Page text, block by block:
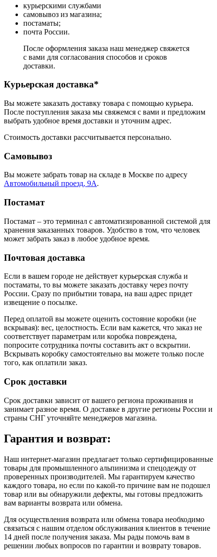
курьерскими службами
самовывоз из магазина;
постаматы;
почта России.
После оформления заказа наш менеджер свяжется
с вами для согласования способов и сроков
доставки.
Курьерская доставка*
Вы можете заказать доставку товара с помощью курьера.
После поступления заказа мы свяжемся с вами и предложим
выбрать удобное время доставки и уточним адрес.
Стоимость доставки рассчитывается персонально.
Самовывоз
Вы можете забрать товар на складе в Москве по адресу
Автомобильный проезд, 9А.
Постамат
Постамат – это терминал с автоматизированной системой для
хранения заказанных товаров. Удобство в том, что человек
может забрать заказ в любое удобное время.
Почтовая доставка
Если в вашем городе не действует курьерская служба и
постаматы, то вы можете заказать доставку через почту
России. Сразу по прибытии товара, на ваш адрес придет
извещение о посылке.
Перед оплатой вы можете оценить состояние коробки (не
вскрывая): вес, целостность. Если вам кажется, что заказ не
соответствует параметрам или коробка повреждена,
попросите сотрудника почты составить акт о вскрытии.
Вскрывать коробку самостоятельно вы можете только после
того, как оплатили заказ.
Срок доставки
Срок доставки зависит от вашего региона проживания и
занимает разное время. О доставке в другие регионы России и
страны СНГ уточняйте менеджеров магазина.
Гарантия и возврат:
Наш интернет-магазин предлагает только сертифицированные
товары для промышленного альпинизма и спецодежду от
проверенных производителей. Мы гарантируем качество
каждого товара, но если по какой-то причине вам не подошел
товар или вы обнаружили дефекты, мы готовы предложить
вам варианты возврата или обмена.
Для осуществления возврата или обмена товара необходимо
связаться с нашим отделом обслуживания клиентов в течение
14 дней после получения заказа. Мы рады помочь вам в
решении любых вопросов по гарантии и возврату товаров.